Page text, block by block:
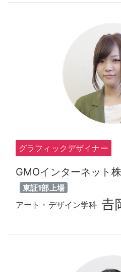
グラフィックデザイナー
GMOインターネット
東証1部上場
アート・デザイン学科 𠮷